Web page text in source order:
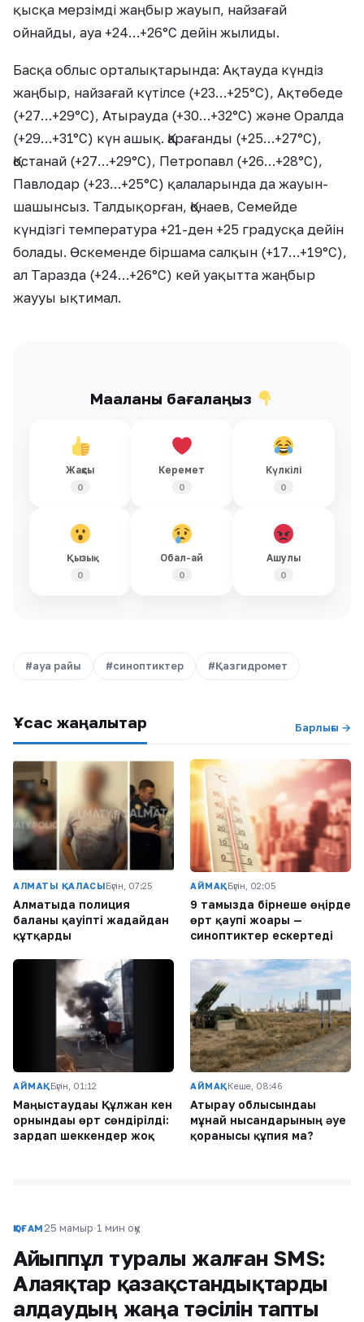
қысқа мерзімді жаңбыр жауып, найзағай
ойнайды, ауа +24…+26°C дейін жылиды.
Басқа облыс орталықтарында: Ақтауда күндіз
жаңбыр, найзағай күтілсе (+23…+25°C), Ақтөбеде
(+27…+29°C), Атырауда (+30…+32°C) және Оралда
(+29…+31°C) күн ашық. Қарағанды (+25…+27°C),
Қостанай (+27…+29°C), Петропавл (+26…+28°C),
Павлодар (+23…+25°C) қалаларында да жауын-
шашынсыз. Талдықорған, Қонаев, Семейде
күндізгі температура +21-ден +25 градусқа дейін
болады. Өскеменде біршама салқын (+17…+19°C),
ал Таразда (+24…+26°C) кей уақытта жаңбыр
жаууы ықтимал.
Мақаланы бағалаңыз
Жақсы
0
Керемет
0
Күлкілі
0
Қызық
0
Обал-ай
0
Ашулы
0
#ауа райы #синоптиктер #Қазгидромет
Ұқсас жаңалықтар Барлығы →
АЛМАТЫ ҚАЛАСЫБүгін, 07:25
Алматыда полиция
баланы қауіпті жағдайдан
құтқарды
АЙМАҚБүгін, 02:05
9 тамызда бірнеше өңірде
өрт қаупі жоғары —
синоптиктер ескертеді
АЙМАҚБүгін, 01:12
Маңғыстаудағы Құлжан кен
орнындағы өрт сөндірілді:
зардап шеккендер жоқ
АЙМАҚКеше, 08:46
Атырау облысындағы
мұнай нысандарының әуе
қорғанысы құпия ма?
ҚОҒАМ 25 мамыр·1 мин оқу
Айыппұл туралы жалған SMS:
Алаяқтар қазақстандықтарды
алдаудың жаңа тәсілін тапты